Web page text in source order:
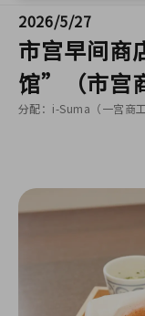
2026/5/27
市宫早间商
馆”（市宫
分配：i-Suma（一宫商工